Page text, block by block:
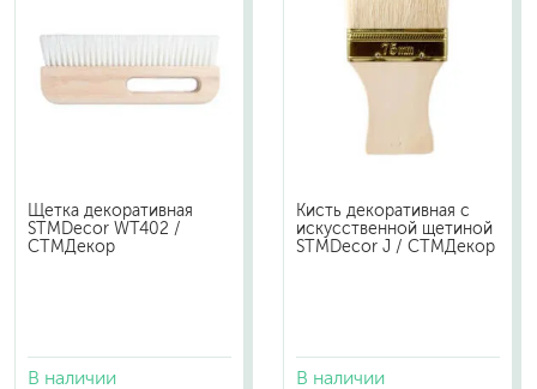
Щетка декоративная
STMDecor WT402 /
СТМДекор
В наличии
Кисть декоративная с
искусственной щетиной
STMDecor J / СТМДекор
В наличии